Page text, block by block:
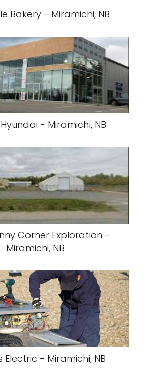
Bakery - Miramichi, NB
- Miramichi, NB
Corner Exploration -
Miramichi, NB
Electric - Miramichi, NB